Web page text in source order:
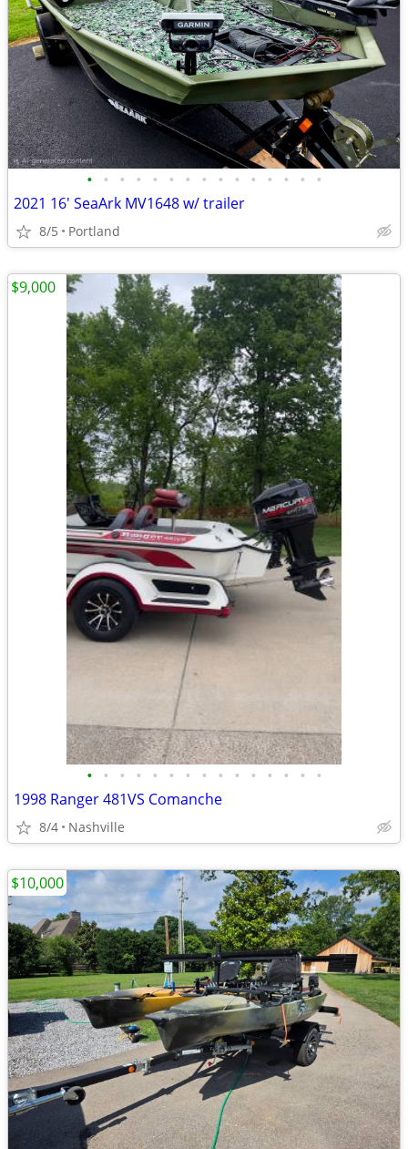
• • • • • • • • • • • • • • •
2021 16' SeaArk MV1648 w/ trailer
8/5 Portland
• • • • • • • • • • • • • • •
1998 Ranger 481VS Comanche
8/4 Nashville
$9,000
$10,000